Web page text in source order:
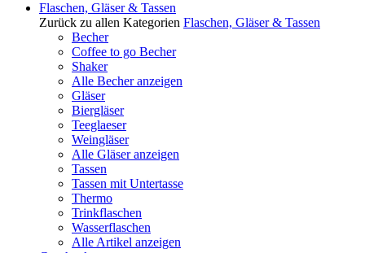
Flaschen, Gläser & Tassen
Zurück zu allen Kategorien Flaschen, Gläser & Tassen
Becher
Coffee to go Becher
Shaker
Alle Becher anzeigen
Gläser
Biergläser
Teeglaeser
Weingläser
Alle Gläser anzeigen
Tassen
Tassen mit Untertasse
Thermo
Trinkflaschen
Wasserflaschen
Alle Artikel anzeigen